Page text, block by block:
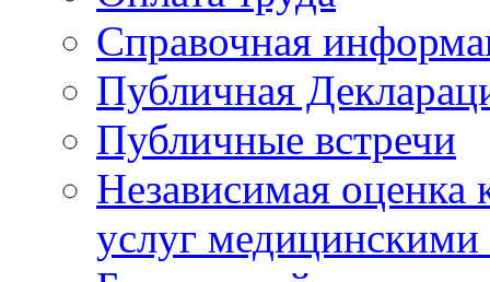
Справочная
Публичная
Публичные встречи
Независимая оценка
услуг